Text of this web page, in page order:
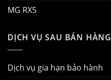
MG RX5
DỊCH VỤ SAU BÁN HÀNG
Dịch vụ gia hạn bảo hành